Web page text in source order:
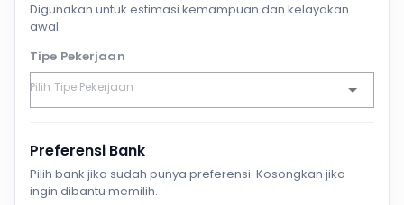
Digunakan untuk estimasi kemampuan dan kelayakan
awal.
Tipe Pekerjaan
Preferensi Bank
Pilih bank jika sudah punya preferensi. Kosongkan jika
ingin dibantu memilih.